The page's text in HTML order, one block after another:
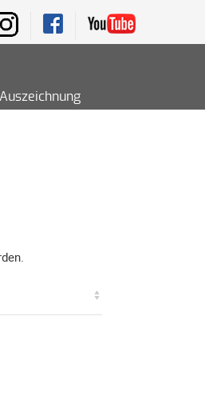
Auszeichnung